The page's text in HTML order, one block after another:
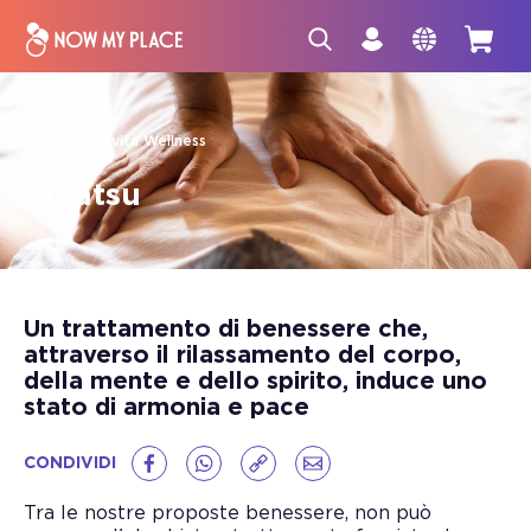
Attività Wellness
Shiatsu
Un trattamento di benessere che,
attraverso il rilassamento del corpo,
della mente e dello spirito, induce uno
stato di armonia e pace
CONDIVIDI
Tra le nostre proposte benessere, non può